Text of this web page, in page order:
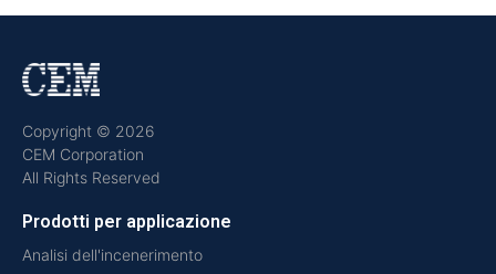
Copyright © 2026
CEM Corporation
All Rights Reserved
Prodotti per applicazione
Analisi dell'incenerimento